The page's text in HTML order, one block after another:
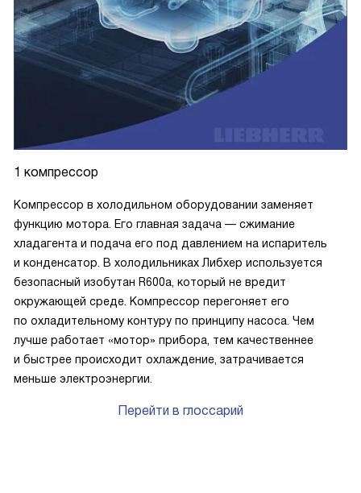
выглядят стильно и всегда остаются чистыми.
Встроенный фильтр для воды и диспенсер InfinitySpring
дают свежую прохладную воду без лишних хлопот. В
общем, этот холодильник стал настоящим помощником
на кухне и радует каждый день!
1 компрессор
Компрессор в холодильном оборудовании заменяет
функцию мотора. Его главная задача — сжимание
хладагента и подача его под давлением на испаритель
и конденсатор. В холодильниках Либхер используется
безопасный изобутан R600a, который не вредит
окружающей среде. Компрессор перегоняет его
по охладительному контуру по принципу насоса. Чем
лучше работает «мотор» прибора, тем качественнее
и быстрее происходит охлаждение, затрачивается
меньше электроэнергии.
Перейти в глоссарий